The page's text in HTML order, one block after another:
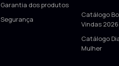
Garantia dos produtos
Segurança
Catálogo
Vindas 2026
Catálogo
Mulher